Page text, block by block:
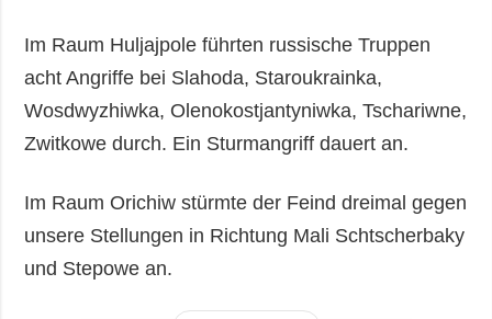
Im Raum Huljajpole führten russische Truppen
acht Angriffe bei Slahoda, Staroukrainka,
Wosdwyzhiwka, Olenokostjantyniwka, Tschariwne,
Zwitkowe durch. Ein Sturmangriff dauert an.
Im Raum Orichiw stürmte der Feind dreimal gegen
unsere Stellungen in Richtung Mali Schtscherbaky
und Stepowe an.